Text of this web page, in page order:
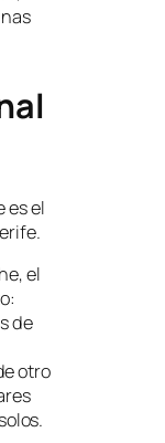
es el
el
de
otro